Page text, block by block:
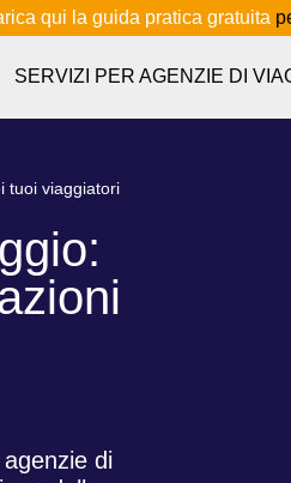
qui la guida pratica gratuita
SERVIZI PER AGENZIE DI
tuoi viaggiatori
di